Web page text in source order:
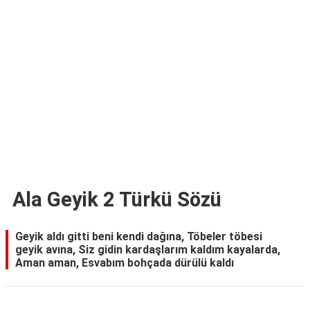
Ala Geyik 2 Türkü Sözü
Geyik aldı gitti beni kendi dağına, Töbeler töbesi
geyik avına, Siz gidin kardaşlarım kaldım kayalarda,
Aman aman, Esvabım bohçada dürülü kaldı